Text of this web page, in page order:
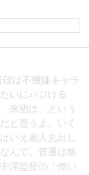
は不機嫌キャラ
いにハジける
来栖は、という
と思うよ。いく
いえ素人丸出し
んて。普通は嫉
澤監督の「偉い